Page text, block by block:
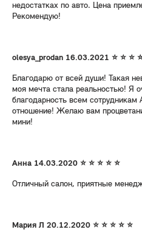
недостатках по авто. Цена
Рекомендую!
olesya_prоdan 16.03.2021 ⭐ ⭐ ⭐
Благодарю от всей души! Такая
моя мечта стала реальностью! Я
благодарность всем сотрудникам
отношение! Желаю вам
мини!
Анна 14.03.2020 ⭐ ⭐ ⭐ ⭐ ⭐
Отличный салон, приятные
Мария Л 20.12.2020 ⭐ ⭐ ⭐ ⭐ ⭐